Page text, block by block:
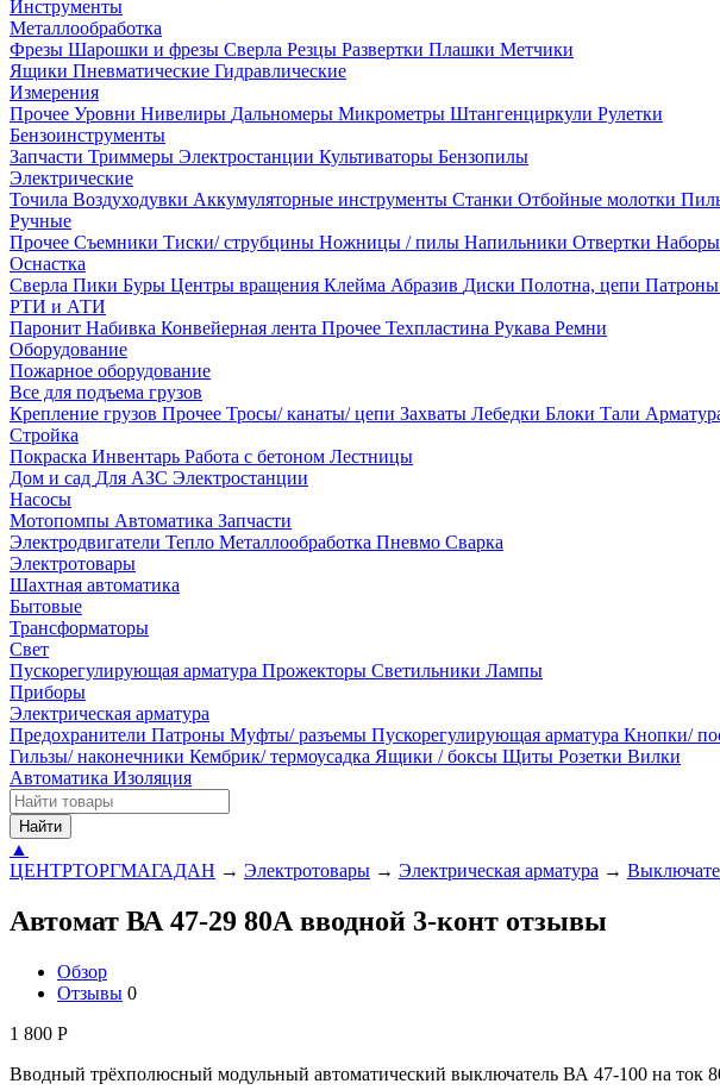
Инструменты
Металлообработка
Фрезы Шарошки и фрезы Сверла Резцы Развертки Плашки Метчики
Ящики Пневматические Гидравлические
Измерения
Прочее Уровни Нивелиры Дальномеры Микрометры Штангенциркули Рулетки
Бензоинструменты
Запчасти Триммеры Электростанции Культиваторы Бензопилы
Электрические
Точила Воздуходувки Аккумуляторные инструменты Станки Отбойные молотки
Ручные
Прочее Съемники Тиски/ струбцины Ножницы / пилы Напильники Отвертки Наборы
Оснастка
Сверла Пики Буры Центры вращения Клейма Абразив Диски Полотна, цепи Патроны
РТИ и АТИ
Паронит Набивка Конвейерная лента Прочее Техпластина Рукава Ремни
Оборудование
Пожарное оборудование
Все для подъема грузов
Крепление грузов Прочее Тросы/ канаты/ цепи Захваты Лебедки Блоки Тали
Стройка
Покраска Инвентарь Работа с бетоном Лестницы
Дом и сад Для АЗС Электростанции
Насосы
Мотопомпы Автоматика Запчасти
Электродвигатели Тепло Металлообработка Пневмо Сварка
Электротовары
Шахтная автоматика
Бытовые
Трансформаторы
Свет
Пускорегулирующая арматура Прожекторы Светильники Лампы
Приборы
Электрическая арматура
Предохранители Патроны Муфты/ разъемы Пускорегулирующая арматура Кнопки/
Гильзы/ наконечники Кембрик/ термоусадка Ящики / боксы Щиты Розетки Вилки
Автоматика Изоляция
Найти
▲
ЦЕНТРТОРГМАГАДАН → Электротовары → Электрическая арматура →
Автомат ВА 47-29 80А вводной 3-конт отзывы
Обзор
Отзывы 0
1 800 Р
Вводный трёхполюсный модульный автоматический выключатель ВА 47-100 на ток